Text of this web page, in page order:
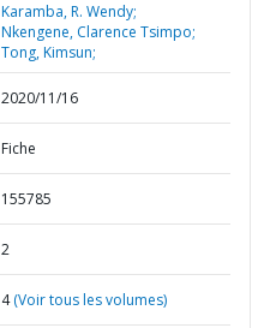
Karamba, R. Wendy;
Nkengene, Clarence Tsimpo;
Tong, Kimsun;
2020/11/16
Fiche
155785
2
4(Voir tous les volumes)